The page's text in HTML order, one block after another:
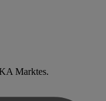
Marktes.